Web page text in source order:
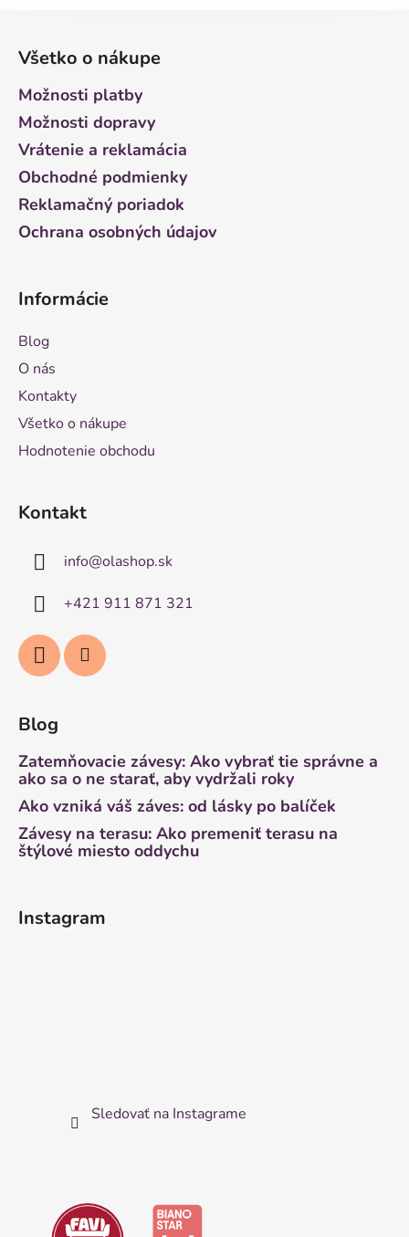
Všetko o nákupe
Možnosti platby
Možnosti dopravy
Vrátenie a reklamácia
Obchodné podmienky
Reklamačný poriadok
Ochrana osobných údajov
Informácie
Blog
O nás
Kontakty
Všetko o nákupe
Hodnotenie obchodu
Kontakt
info@olashop.sk
+421 911 871 321
Blog
Zatemňovacie závesy: Ako vybrať tie správne a
ako sa o ne starať, aby vydržali roky
Ako vzniká váš záves: od lásky po balíček
Závesy na terasu: Ako premeniť terasu na
štýlové miesto oddychu
Instagram
Sledovať na Instagrame